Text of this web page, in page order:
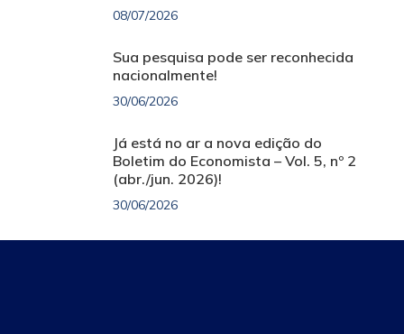
08/07/2026
Sua pesquisa pode ser reconhecida
nacionalmente!
30/06/2026
Já está no ar a nova edição do
Boletim do Economista – Vol. 5, nº 2
(abr./jun. 2026)!
30/06/2026